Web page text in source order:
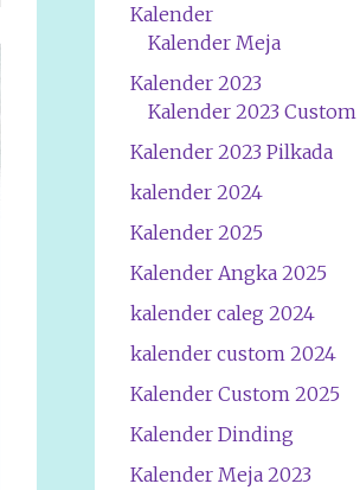
Kalender
Kalender Meja
Kalender 2023
Kalender 2023 Custom
Kalender 2023 Pilkada
kalender 2024
Kalender 2025
Kalender Angka 2025
kalender caleg 2024
kalender custom 2024
Kalender Custom 2025
Kalender Dinding
Kalender Meja 2023